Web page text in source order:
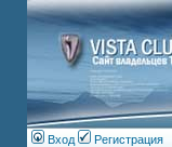
Вход Регистрация